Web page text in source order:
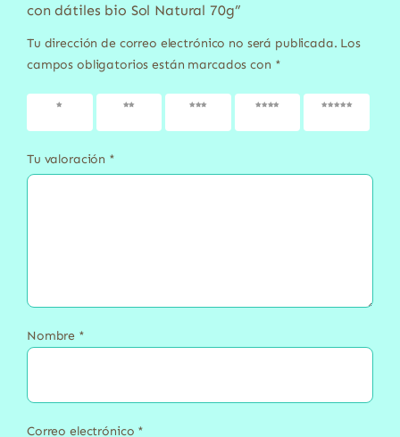
con dátiles bio Sol Natural 70g”
Tu dirección de correo electrónico no será publicada. Los
campos obligatorios están marcados con *
1 de 5
2 de 5
3 de 5
4 de 5
5 de 5
Tu valoración *
Nombre *
Correo electrónico *